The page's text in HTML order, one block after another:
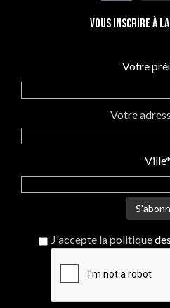
Vous inscrire à
Votre
Votre
Ville*
J'accepte la politique